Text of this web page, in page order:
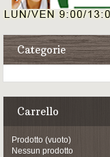
Categorie
Carrello
Prodotto (vuoto)
Nessun prodotto